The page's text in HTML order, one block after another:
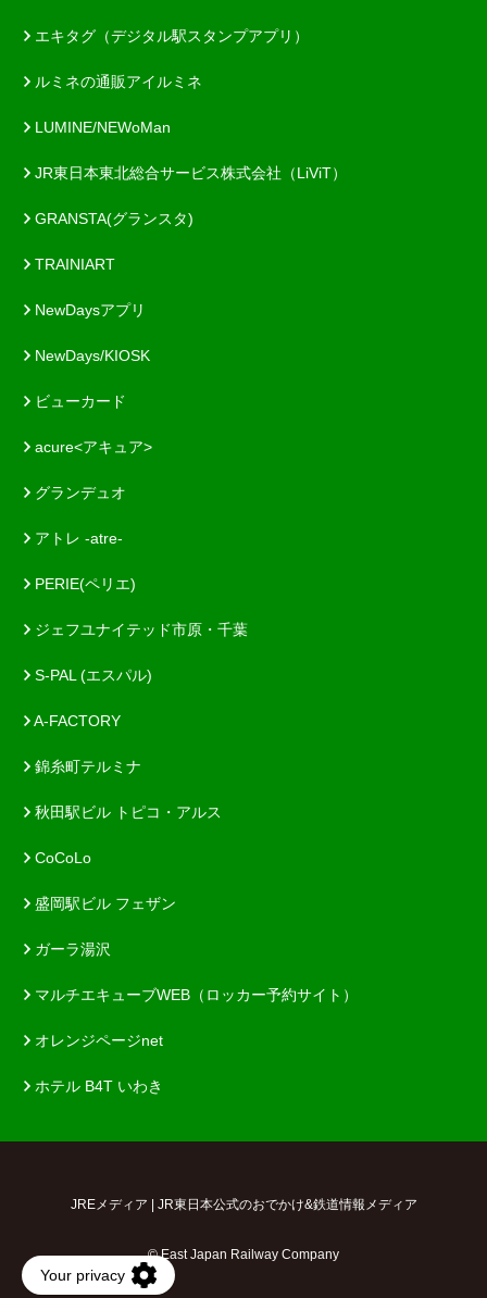
エキタグ（デジタル駅スタンプアプリ）
ルミネの通販アイルミネ
LUMINE/NEWoMan
JR東日本東北総合サービス株式会社（LiViT）
GRANSTA(グランスタ)
TRAINIART
NewDaysアプリ
NewDays/KIOSK
ビューカード
acure<アキュア>
グランデュオ
アトレ -atre-
PERIE(ペリエ)
ジェフユナイテッド市原・千葉
S-PAL (エスパル)
A-FACTORY
錦糸町テルミナ
秋田駅ビル トピコ・アルス
CoCoLo
盛岡駅ビル フェザン
ガーラ湯沢
マルチエキューブWEB（ロッカー予約サイト）
オレンジページnet
ホテル B4T いわき
JREメディア | JR東日本公式のおでかけ&鉄道情報メディア
© East Japan Railway Company